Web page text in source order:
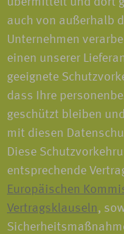
auch von außerhalb
Unternehmen
einen unserer
geeignete
dass Ihre
geschützt bleiben
mit diesen
Diese
entsprechende
Europäischen
Vertragsklauseln,